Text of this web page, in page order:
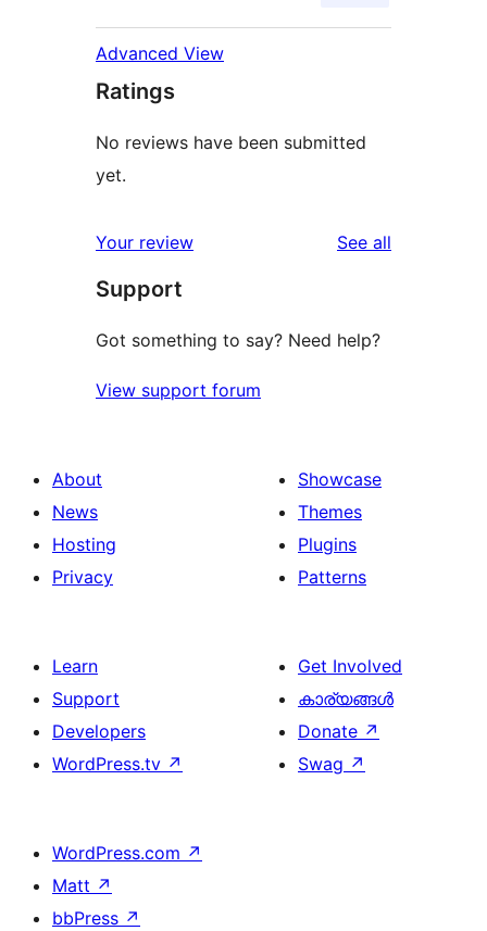
Advanced View
Ratings
No reviews have been submitted
yet.
Your review See all
Support
Got something to say? Need help?
View support forum
About
News
Hosting
Privacy
Showcase
Themes
Plugins
Patterns
Learn
Support
Developers
WordPress.tv ↗
Get Involved
കാര്യങ്ങള്‍
Donate ↗
Swag ↗
WordPress.com ↗
Matt ↗
bbPress ↗